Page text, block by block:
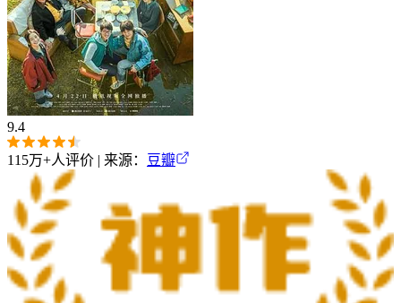
9.4
115万+人评价 | 来源： 豆瓣